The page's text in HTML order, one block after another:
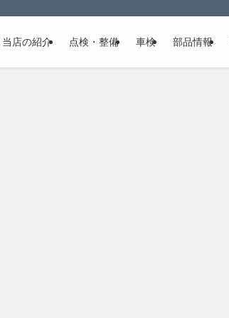
当店の紹介 点検・整備 車検 部品情報